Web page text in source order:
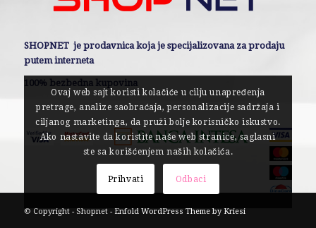
SHOPNET je prodavnica koja je specijalizovana za prodaju
putem interneta
100% bezbedna kupovina
© Copyright - Shopnet -Enfold WordPress Theme by Kriesi
Ovaj web sajt koristi kolačiće u cilju unapređenja
pretrage, analize saobraćaja, personalizacije sadržaja i
ciljanog marketinga, da pruži bolje korisničko iskustvo.
Ako nastavite da koristite naše web stranice, saglasni
ste sa korišćenjem naših kolačića.
Prihvati Odbaci